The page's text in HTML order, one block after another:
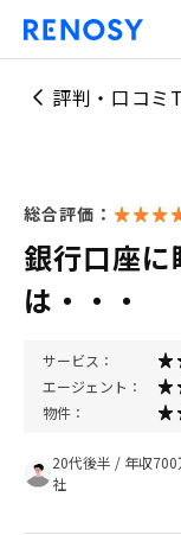
評判・口コミ
総合評価：
銀行口座に
は・・・
サービス：
エージェント：
物件：
20代後半 / 年収700
社